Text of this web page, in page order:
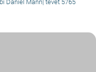
Daniel Mann| tevet 5765